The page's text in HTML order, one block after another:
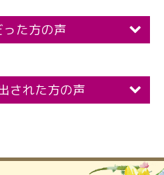
た方の声
された方の声